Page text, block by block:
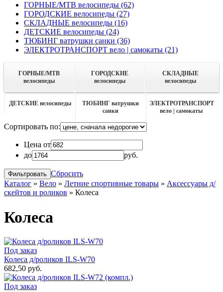
ГОРНЫЕ/MTB велосипеды (62)
ГОРОДСКИЕ велосипеды (27)
СКЛАДНЫЕ велосипеды (16)
ДЕТСКИЕ велосипеды (24)
ТЮБИНГ ватрушки санки (36)
ЭЛЕКТРОТРАНСПОРТ вело | самокаты (21)
ГОРНЫЕ/MTB
велосипеды
ГОРОДСКИЕ
велосипеды
СКЛАДНЫЕ
велосипеды
ДЕТСКИЕ велосипеды
ТЮБИНГ ватрушки
санки
ЭЛЕКТРОТРАНСПОРТ
вело | самокаты
Сортировать по:
Цена от
до
руб.
Сбросить
Каталог » Вело » Летние спортивные товары » Аксессуары д/
скейтов и роликов » Колеса
Колеса
Под заказ
Колеса д/роликов ILS-W70
682,50 руб.
Под заказ